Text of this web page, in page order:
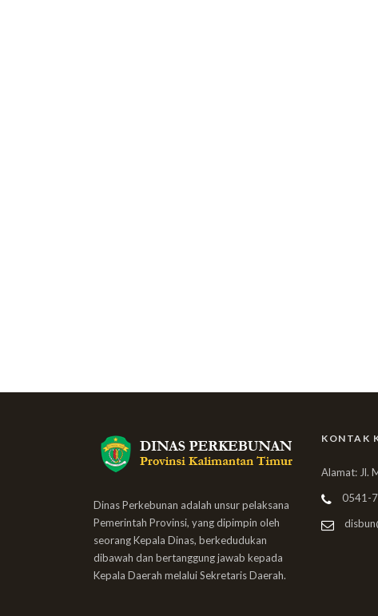
Dinas Perkebunan adalah unsur pelaksana
Pemerintah Provinsi, yang dipimpin oleh
seorang Kepala Dinas, berkedudukan
dibawah dan bertanggung jawab kepada
Kepala Daerah melalui Sekretaris Daerah.
KONTAK
Alamat: Jl.
0541-